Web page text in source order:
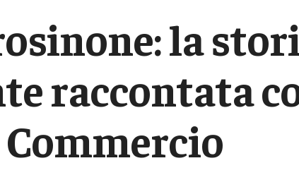
la
raccontata